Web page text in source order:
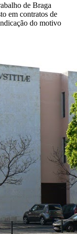
de Braga
em contratos de
do motivo